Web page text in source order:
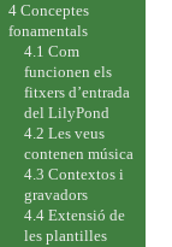
4 Conceptes
fonamentals
4.1 Com
funcionen els
fitxers d’entrada
del LilyPond
4.2 Les veus
contenen música
4.3 Contextos i
gravadors
4.4 Extensió de
les plantilles